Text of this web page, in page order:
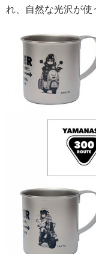
れ、自然な光沢が使